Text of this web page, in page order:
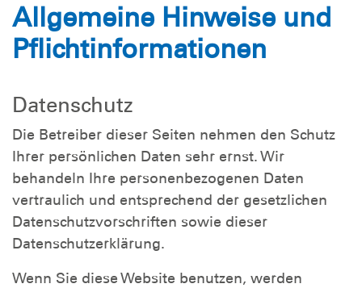
Allgemeine Hinweise und
Pflichtinformationen
Datenschutz
Die Betreiber dieser Seiten nehmen den Schutz
Ihrer persönlichen Daten sehr ernst. Wir
behandeln Ihre personenbezogenen Daten
vertraulich und entsprechend der gesetzlichen
Datenschutzvorschriften sowie dieser
Datenschutzerklärung.
Wenn Sie diese Website benutzen, werden